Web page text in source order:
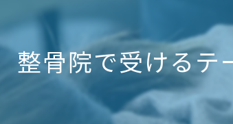
整骨院で受けるテ